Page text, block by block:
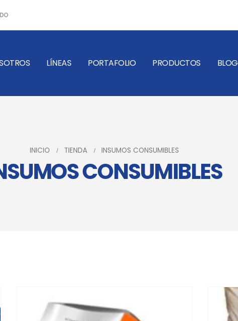
LÍNEAS PORTAFOLIO PRODUCTOS BLOG
INICIO TIENDA INSUMOS CONSUMIBLES
CONSUMIBLES